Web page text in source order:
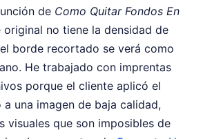
de Como Quitar Fondos En
original no tiene la densidad de
borde recortado se verá como
He trabajado con imprentas
porque el cliente aplicó el
una imagen de baja calidad,
visuales que son imposibles de